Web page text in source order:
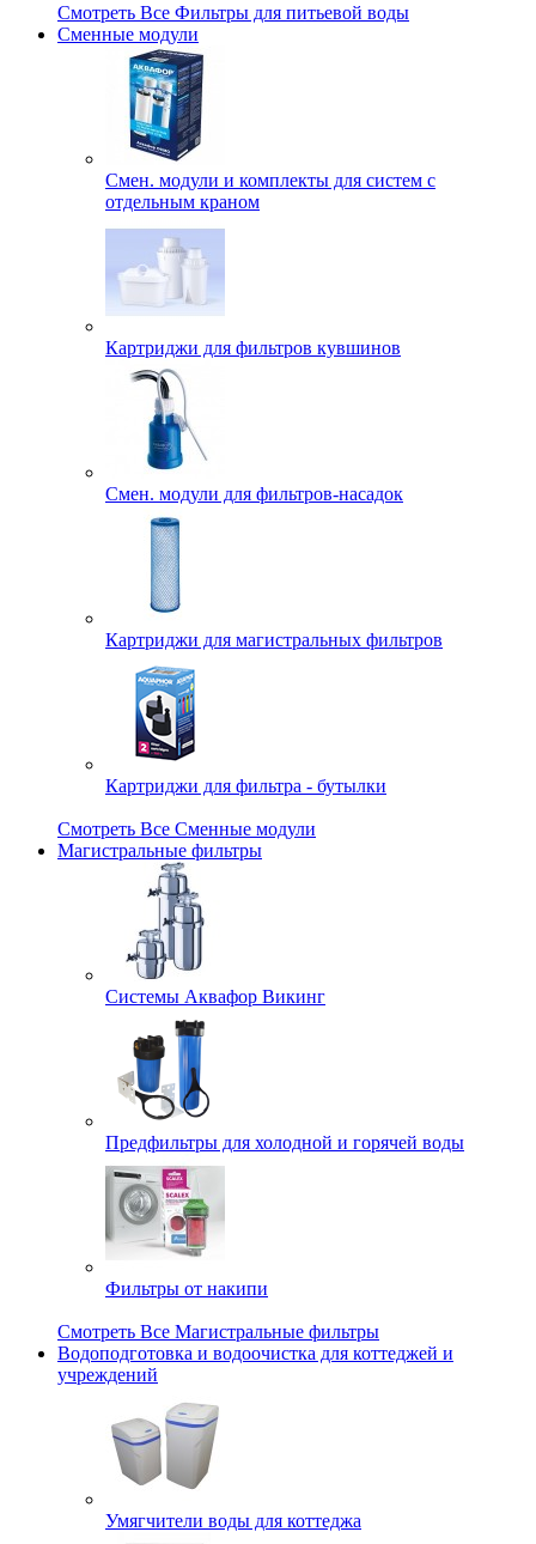
Смотреть Все Фильтры для питьевой воды
Сменные модули
Смен. модули и комплекты для систем с
отдельным краном
Картриджи для фильтров кувшинов
Смен. модули для фильтров-насадок
Картриджи для магистральных фильтров
Картриджи для фильтра - бутылки
Смотреть Все Сменные модули
Магистральные фильтры
Системы Аквафор Викинг
Предфильтры для холодной и горячей воды
Фильтры от накипи
Смотреть Все Магистральные фильтры
Водоподготовка и водоочистка для коттеджей и
учреждений
Умягчители воды для коттеджа